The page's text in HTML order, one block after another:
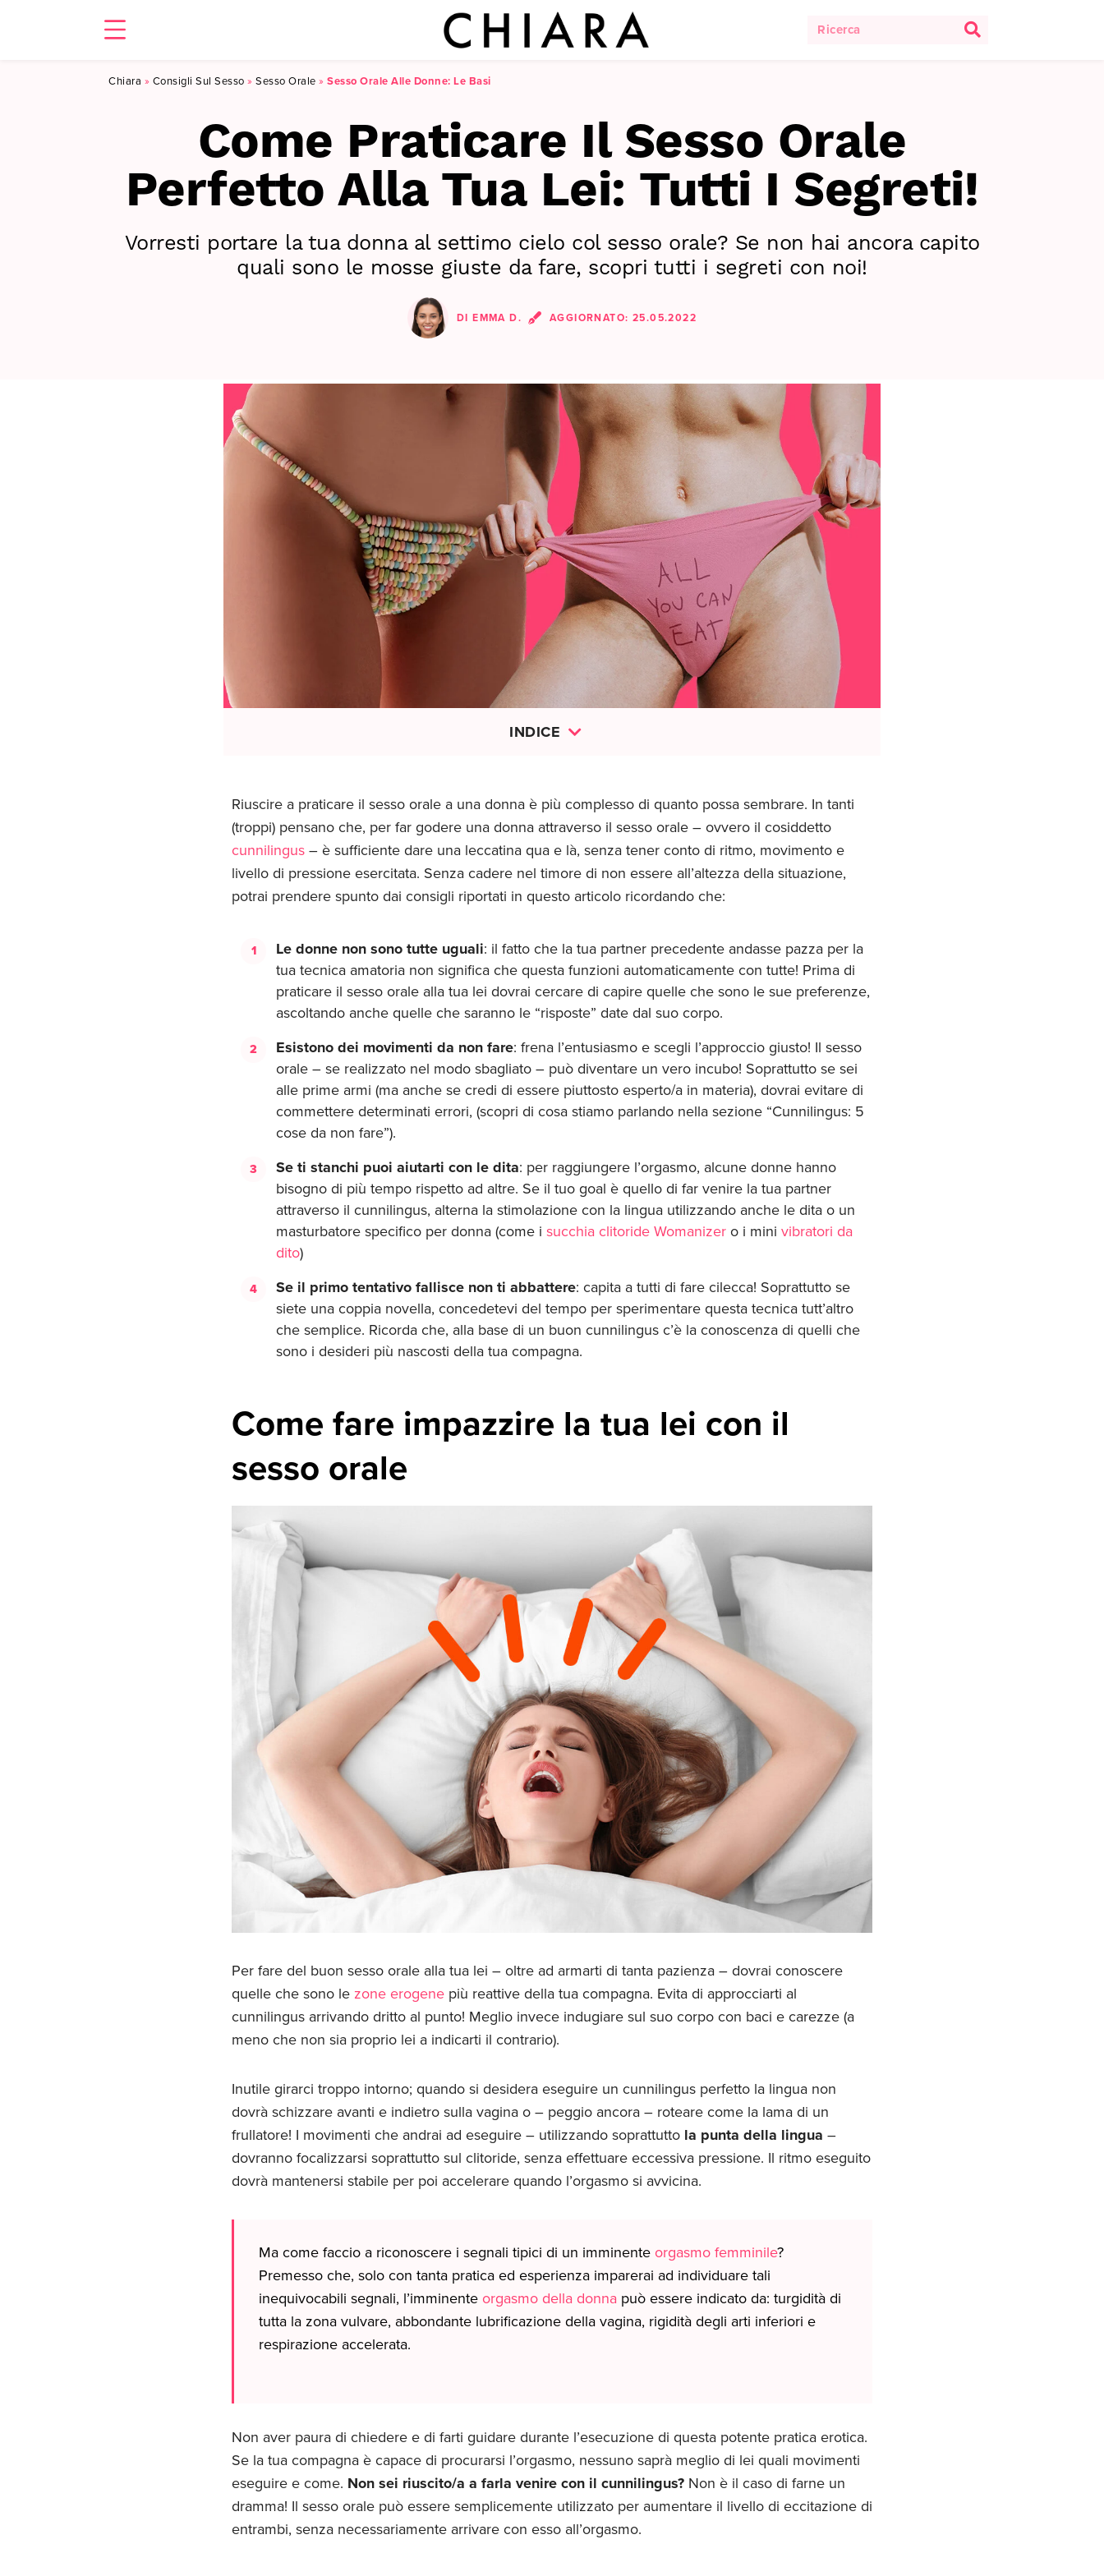
Chiara » Consigli Sul Sesso » Sesso Orale » Sesso Orale Alle Donne: Le Basi
Come Praticare Il Sesso Orale
Perfetto Alla Tua Lei: Tutti I Segreti!
Vorresti portare la tua donna al settimo cielo col sesso orale? Se non hai ancora capito
quali sono le mosse giuste da fare, scopri tutti i segreti con noi!
DI EMMA D. AGGIORNATO: 25.05.2022
INDICE
Riuscire a praticare il sesso orale a una donna è più complesso di quanto possa sembrare. In tanti
(troppi) pensano che, per far godere una donna attraverso il sesso orale – ovvero il cosiddetto
cunnilingus – è sufficiente dare una leccatina qua e là, senza tener conto di ritmo, movimento e
livello di pressione esercitata. Senza cadere nel timore di non essere all’altezza della situazione,
potrai prendere spunto dai consigli riportati in questo articolo ricordando che:
Le donne non sono tutte uguali: il fatto che la tua partner precedente andasse pazza per la
tua tecnica amatoria non significa che questa funzioni automaticamente con tutte! Prima di
praticare il sesso orale alla tua lei dovrai cercare di capire quelle che sono le sue preferenze,
ascoltando anche quelle che saranno le “risposte” date dal suo corpo.
Esistono dei movimenti da non fare: frena l’entusiasmo e scegli l’approccio giusto! Il sesso
orale – se realizzato nel modo sbagliato – può diventare un vero incubo! Soprattutto se sei
alle prime armi (ma anche se credi di essere piuttosto esperto/a in materia), dovrai evitare di
commettere determinati errori, (scopri di cosa stiamo parlando nella sezione “Cunnilingus: 5
cose da non fare”).
Se ti stanchi puoi aiutarti con le dita: per raggiungere l’orgasmo, alcune donne hanno
bisogno di più tempo rispetto ad altre. Se il tuo goal è quello di far venire la tua partner
attraverso il cunnilingus, alterna la stimolazione con la lingua utilizzando anche le dita o un
masturbatore specifico per donna (come i succhia clitoride Womanizer o i mini vibratori da
dito)
Se il primo tentativo fallisce non ti abbattere: capita a tutti di fare cilecca! Soprattutto se
siete una coppia novella, concedetevi del tempo per sperimentare questa tecnica tutt’altro
che semplice. Ricorda che, alla base di un buon cunnilingus c’è la conoscenza di quelli che
sono i desideri più nascosti della tua compagna.
Come fare impazzire la tua lei con il
sesso orale
Per fare del buon sesso orale alla tua lei – oltre ad armarti di tanta pazienza – dovrai conoscere
quelle che sono le zone erogene più reattive della tua compagna. Evita di approcciarti al
cunnilingus arrivando dritto al punto! Meglio invece indugiare sul suo corpo con baci e carezze (a
meno che non sia proprio lei a indicarti il contrario).
Inutile girarci troppo intorno; quando si desidera eseguire un cunnilingus perfetto la lingua non
dovrà schizzare avanti e indietro sulla vagina o – peggio ancora – roteare come la lama di un
frullatore! I movimenti che andrai ad eseguire – utilizzando soprattutto la punta della lingua –
dovranno focalizzarsi soprattutto sul clitoride, senza effettuare eccessiva pressione. Il ritmo eseguito
dovrà mantenersi stabile per poi accelerare quando l’orgasmo si avvicina.
Ma come faccio a riconoscere i segnali tipici di un imminente orgasmo femminile?
Premesso che, solo con tanta pratica ed esperienza imparerai ad individuare tali
inequivocabili segnali, l’imminente orgasmo della donna può essere indicato da: turgidità di
tutta la zona vulvare, abbondante lubrificazione della vagina, rigidità degli arti inferiori e
respirazione accelerata.
Non aver paura di chiedere e di farti guidare durante l’esecuzione di questa potente pratica erotica.
Se la tua compagna è capace di procurarsi l’orgasmo, nessuno saprà meglio di lei quali movimenti
eseguire e come. Non sei riuscito/a a farla venire con il cunnilingus? Non è il caso di farne un
dramma! Il sesso orale può essere semplicemente utilizzato per aumentare il livello di eccitazione di
entrambi, senza necessariamente arrivare con esso all’orgasmo.